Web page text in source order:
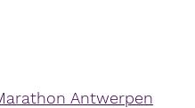
Antwerpen